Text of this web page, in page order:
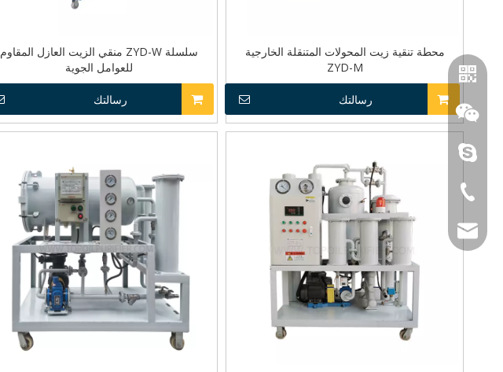
محطة تنقية زيت المحولات المتنقلة الخارجية
ZYD-M
رسالتك
سلسلة ZYD-W منقي الزيت العازل المقاوم
للعوامل الجوية
رسالتك
منقي طيني
+ 86-23-